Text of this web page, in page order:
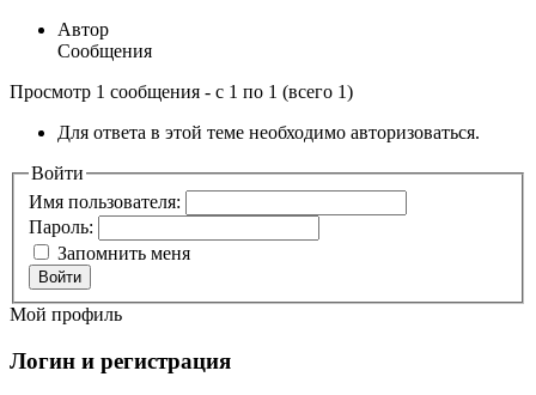
Автор
Сообщения
Просмотр 1 сообщения - с 1 по 1 (всего 1)
Для ответа в этой теме необходимо авторизоваться.
Войти
Имя пользователя:
Пароль:
Запомнить меня
Войти
Мой профиль
Логин и регистрация